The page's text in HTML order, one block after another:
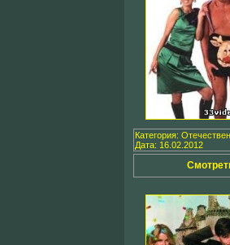
Категория:
Дата: 16.02.2012